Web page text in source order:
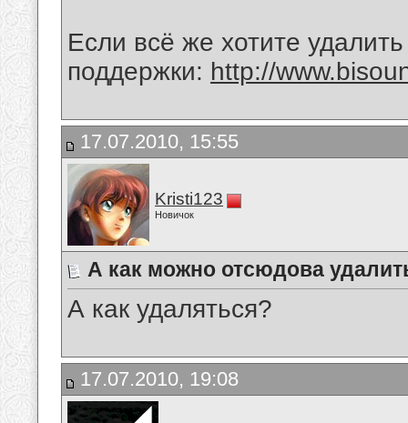
Если всё же хотите
поддержки: http://
17.07.2010, 15:55
Kristi123
Новичок
А как можно отсюдова
А как удаляться?
17.07.2010, 19:08